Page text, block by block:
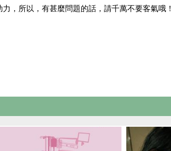
，所以，有甚麼問題的話，請千萬不要客氣哦！